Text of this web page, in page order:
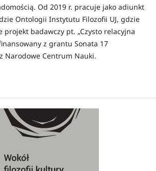
Od 2019 r. pracuje jako adiunkt
Ontologii Instytutu Filozofii UJ, gdzie
projekt badawczy pt. „Czysto relacyjna
z grantu Sonata 17
Narodowe Centrum Nauki.